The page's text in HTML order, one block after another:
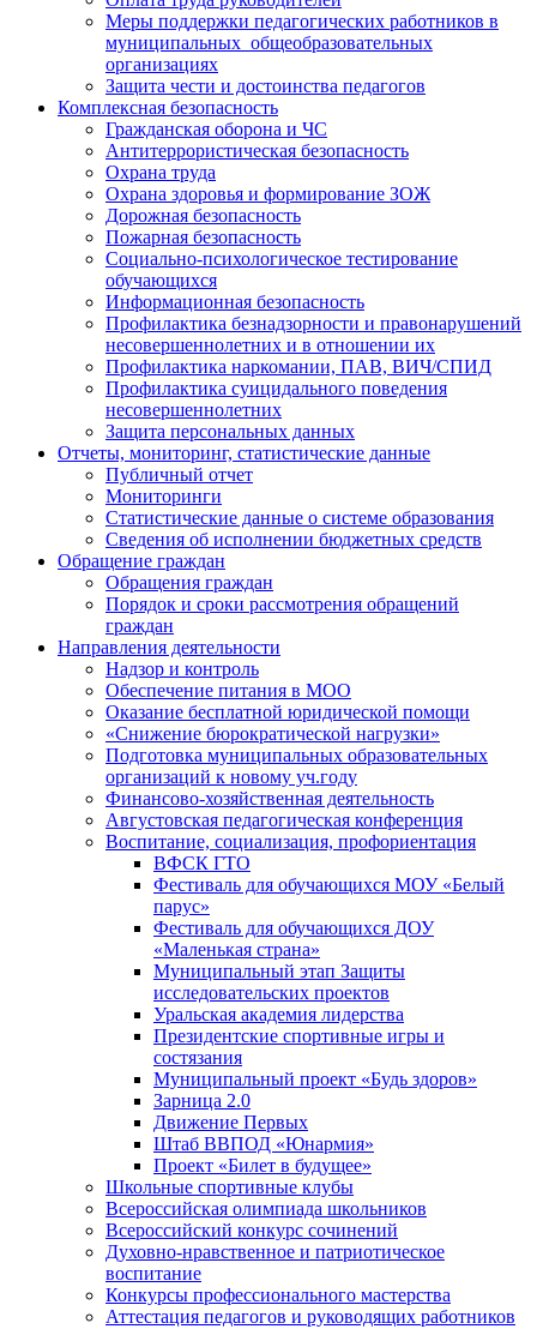
Меры поддержки педагогических работников в
муниципальных общеобразовательных
организациях
Защита чести и достоинства педагогов
Комплексная безопасность
Гражданская оборона и ЧС
Антитеррористическая безопасность
Охрана труда
Охрана здоровья и формирование ЗОЖ
Дорожная безопасность
Пожарная безопасность
Социально-психологическое тестирование
обучающихся
Информационная безопасность
Профилактика безнадзорности и правонарушений
несовершеннолетних и в отношении их
Профилактика наркомании, ПАВ, ВИЧ/СПИД
Профилактика суицидального поведения
несовершеннолетних
Защита персональных данных
Отчеты, мониторинг, статистические данные
Публичный отчет
Мониторинги
Статистические данные о системе образования
Сведения об исполнении бюджетных средств
Обращение граждан
Обращения граждан
Порядок и сроки рассмотрения обращений
граждан
Направления деятельности
Надзор и контроль
Обеспечение питания в МОО
Оказание бесплатной юридической помощи
«Снижение бюрократической нагрузки»
Подготовка муниципальных образовательных
организаций к новому уч.году
Финансово-хозяйственная деятельность
Августовская педагогическая конференция
Воспитание, социализация, профориентация
ВФСК ГТО
Фестиваль для обучающихся МОУ «Белый
парус»
Фестиваль для обучающихся ДОУ
«Маленькая страна»
Муниципальный этап Защиты
исследовательских проектов
Уральская академия лидерства
Президентские спортивные игры и
состязания
Муниципальный проект «Будь здоров»
Зарница 2.0
Движение Первых
Штаб ВВПОД «Юнармия»
Проект «Билет в будущее»
Школьные спортивные клубы
Всероссийская олимпиада школьников
Всероссийский конкурс сочинений
Духовно-нравственное и патриотическое
воспитание
Конкурсы профессионального мастерства
Аттестация педагогов и руководящих работников